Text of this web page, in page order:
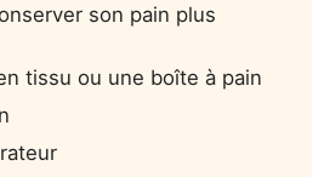
son pain plus
tissu ou une boîte à pain